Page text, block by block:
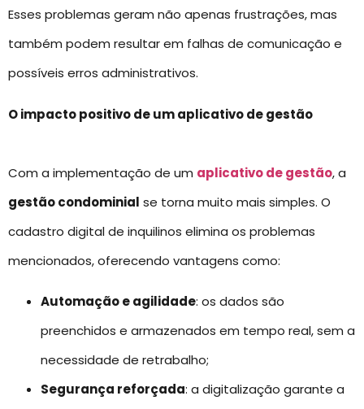
Esses problemas geram não apenas frustrações, mas
também podem resultar em falhas de comunicação e
possíveis erros administrativos.
O impacto positivo de um aplicativo de gestão
Com a implementação de um aplicativo de gestão, a
gestão condominial se torna muito mais simples. O
cadastro digital de inquilinos elimina os problemas
mencionados, oferecendo vantagens como:
Automação e agilidade: os dados são
preenchidos e armazenados em tempo real, sem a
necessidade de retrabalho;
Segurança reforçada: a digitalização garante a